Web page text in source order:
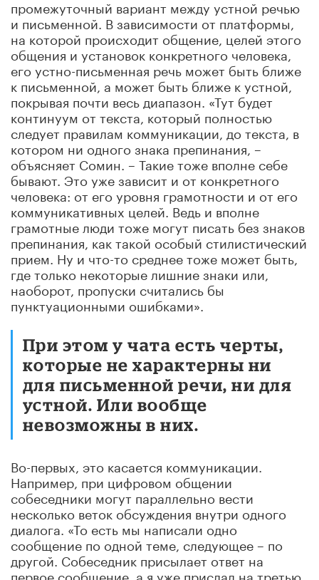
промежуточный вариант между устной речью
и письменной. В зависимости от платформы,
на которой происходит общение, целей этого
общения и установок конкретного человека,
его устно-письменная речь может быть ближе
к письменной, а может быть ближе к устной,
покрывая почти весь диапазон. «Тут будет
континуум от текста, который полностью
следует правилам коммуникации, до текста, в
котором ни одного знака препинания, –
объясняет Сомин. – Такие тоже вполне себе
бывают. Это уже зависит и от конкретного
человека: от его уровня грамотности и от его
коммуникативных целей. Ведь и вполне
грамотные люди тоже могут писать без знаков
препинания, как такой особый стилистический
прием. Ну и что-то среднее тоже может быть,
где только некоторые лишние знаки или,
наоборот, пропуски считались бы
пунктуационными ошибками».
При этом у чата есть черты,
которые не характерны ни
для письменной речи, ни для
устной. Или вообще
невозможны в них.
Во-первых, это касается коммуникации.
Например, при цифровом общении
собеседники могут параллельно вести
несколько веток обсуждения внутри одного
диалога. «То есть мы написали одно
сообщение по одной теме, следующее – по
другой. Собеседник присылает ответ на
первое сообщение, а я уже прислал на третью